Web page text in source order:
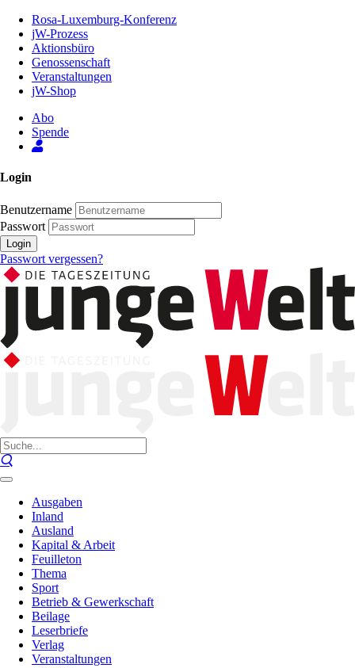
Inhalt
Seite
Rosa-Luxemburg-Konferenz
jW-Prozess
Aktionsbüro
Genossenschaft
Veranstaltungen
jW-Shop
Abo
Spende
Login
Benutzername
Passwort
Login
Passwort vergessen?
Ausgaben
Inland
Ausland
Kapital & Arbeit
Feuilleton
Thema
Sport
Betrieb & Gewerkschaft
Beilage
Leserbriefe
Verlag
Veranstaltungen